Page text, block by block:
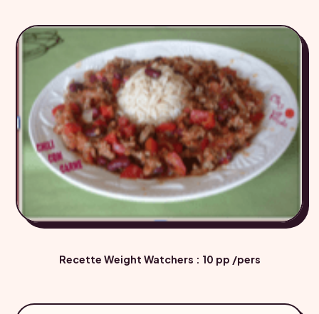
Recette Weight Watchers : 10 pp /pers